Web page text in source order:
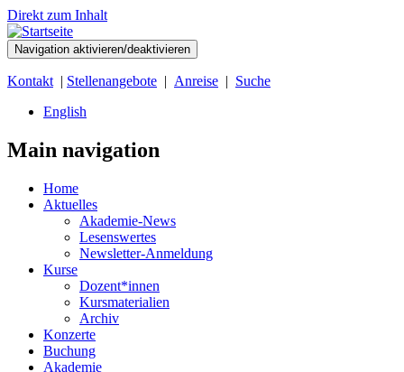
Direkt zum Inhalt
Navigation aktivieren/deaktivieren
Kontakt | Stellenangebote | Anreise | Suche
English
Main navigation
Home
Aktuelles
Akademie-News
Lesenswertes
Newsletter-Anmeldung
Kurse
Dozent*innen
Kursmaterialien
Archiv
Konzerte
Buchung
Akademie